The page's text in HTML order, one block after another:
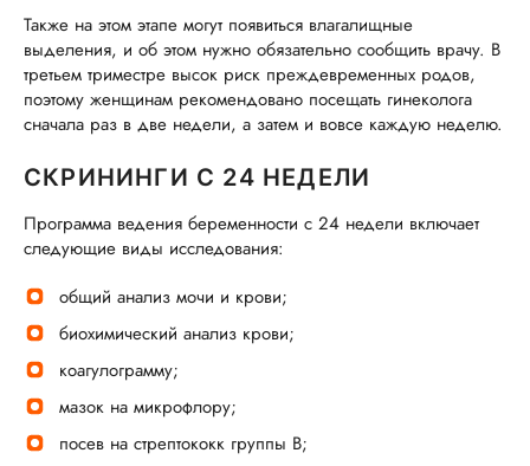
Также на этом этапе могут появиться влагалищные
выделения, и об этом нужно обязательно сообщить врачу. В
третьем триместре высок риск преждевременных родов,
поэтому женщинам рекомендовано посещать гинеколога
сначала раз в две недели, а затем и вовсе каждую неделю.
СКРИНИНГИ С 24 НЕДЕЛИ
Программа ведения беременности с 24 недели включает
следующие виды исследования:
общий анализ мочи и крови;
биохимический анализ крови;
коагулограмму;
мазок на микрофлору;
посев на стрептококк группы В;